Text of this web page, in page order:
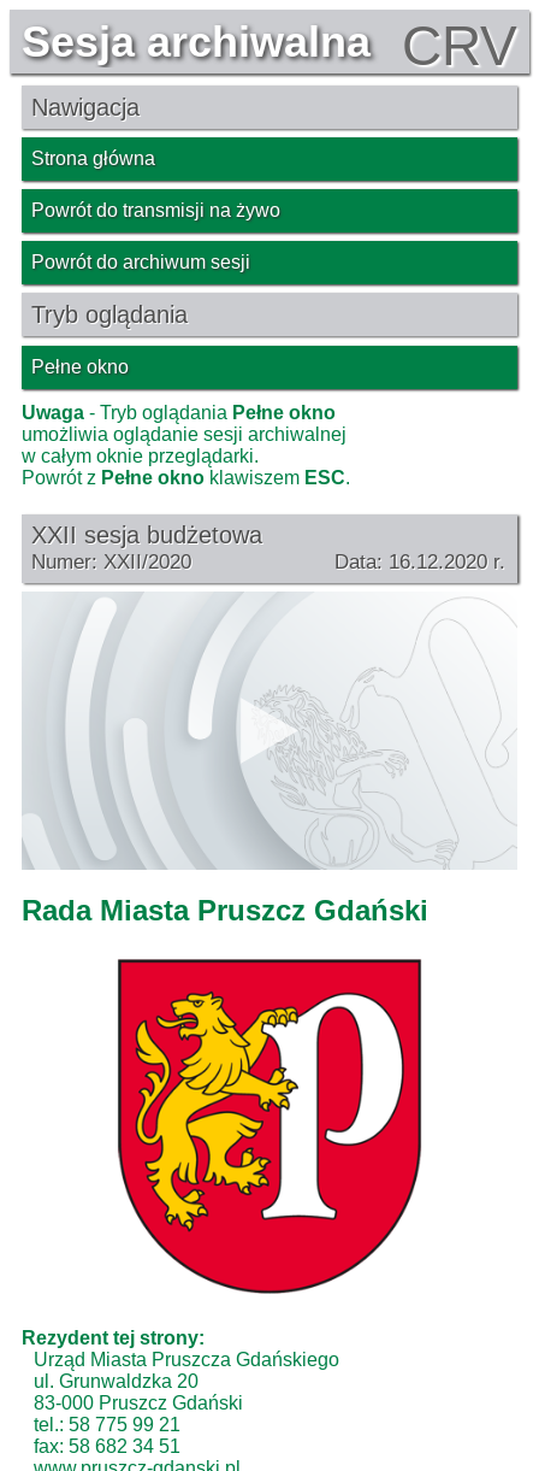
Sesja archiwalna CRV
Nawigacja
Strona główna
Powrót do transmisji na żywo
Powrót do archiwum sesji
Tryb oglądania
Pełne okno
Uwaga - Tryb oglądania Pełne okno
umożliwia oglądanie sesji archiwalnej
w całym oknie przeglądarki.
Powrót z Pełne okno klawiszem ESC.
XXII sesja budżetowa
Numer: XXII/2020 Data: 16.12.2020 r.
Rada Miasta Pruszcz Gdański
Rezydent tej strony:
Urząd Miasta Pruszcza Gdańskiego
ul. Grunwaldzka 20
83-000 Pruszcz Gdański
tel.: 58 775 99 21
fax: 58 682 34 51